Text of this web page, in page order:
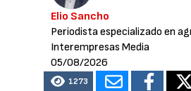
Elio Sancho
Periodista especializado en
Interempresas Media
05/08/2026
1273